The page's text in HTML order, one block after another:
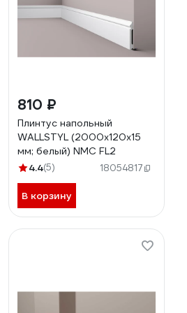
810 ₽
Плинтус напольный
WALLSTYL (2000х120х15
мм; белый) NMC FL2
4.4(5) 18054817
В корзину